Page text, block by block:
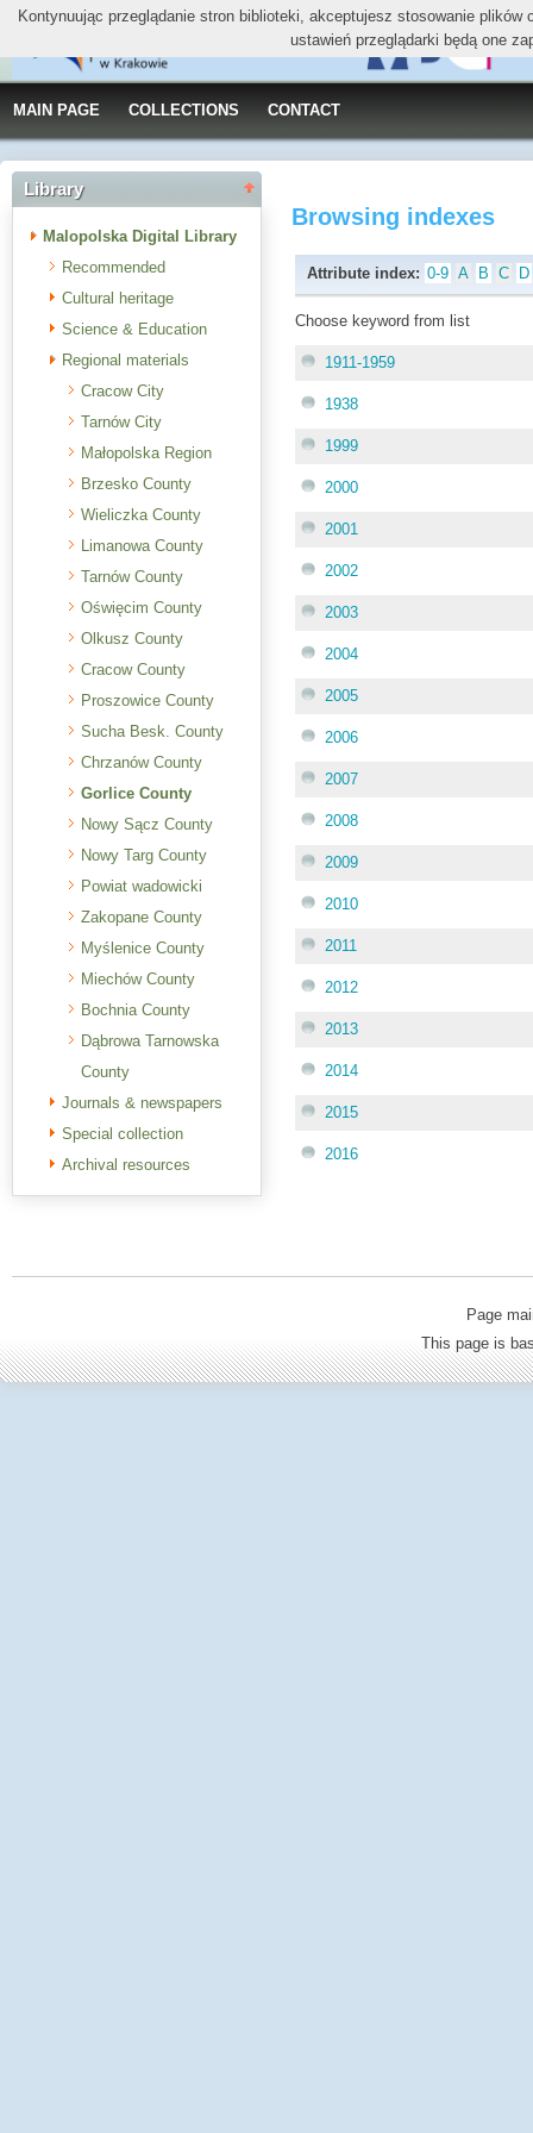
MAIN PAGE COLLECTIONS CONTACT
Library
Malopolska Digital Library
Recommended
Cultural heritage
Science & Education
Regional materials
Cracow City
Tarnów City
Małopolska Region
Brzesko County
Wieliczka County
Limanowa County
Tarnów County
Oświęcim County
Olkusz County
Cracow County
Proszowice County
Sucha Besk. County
Chrzanów County
Gorlice County
Nowy Sącz County
Nowy Targ County
Powiat wadowicki
Zakopane County
Myślenice County
Miechów County
Bochnia County
Dąbrowa Tarnowska
County
Journals & newspapers
Special collection
Archival resources
Browsing indexes
Attribute index: 0-9 A B C D
Choose keyword from list
1911-1959
1938
1999
2000
2001
2002
2003
2004
2005
2006
2007
2008
2009
2010
2011
2012
2013
2014
2015
2016
Page
This page is
Kontynuując przeglądanie stron biblioteki, akceptujesz stosowanie
ustawień przeglądarki będą one